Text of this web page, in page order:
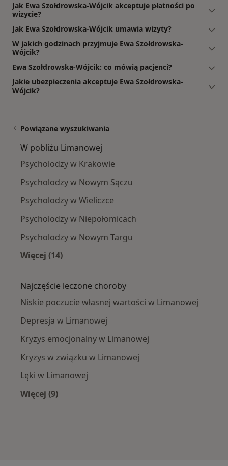
Jak Ewa Szołdrowska-Wójcik akceptuje płatności po
wizycie?
Jak Ewa Szołdrowska-Wójcik umawia wizyty?
W jakich godzinach przyjmuje Ewa Szołdrowska-
Wójcik?
Ewa Szołdrowska-Wójcik: co mówią pacjenci?
Jakie ubezpieczenia akceptuje Ewa Szołdrowska-
Wójcik?
Powiązane wyszukiwania
W pobliżu Limanowej
Psycholodzy w Krakowie
Psycholodzy w Nowym Sączu
Psycholodzy w Wieliczce
Psycholodzy w Niepołomicach
Psycholodzy w Nowym Targu
Więcej (14)
Najczęście leczone choroby
Niskie poczucie własnej wartości w Limanowej
Depresja w Limanowej
Kryzys emocjonalny w Limanowej
Kryzys w związku w Limanowej
Lęki w Limanowej
Więcej (9)